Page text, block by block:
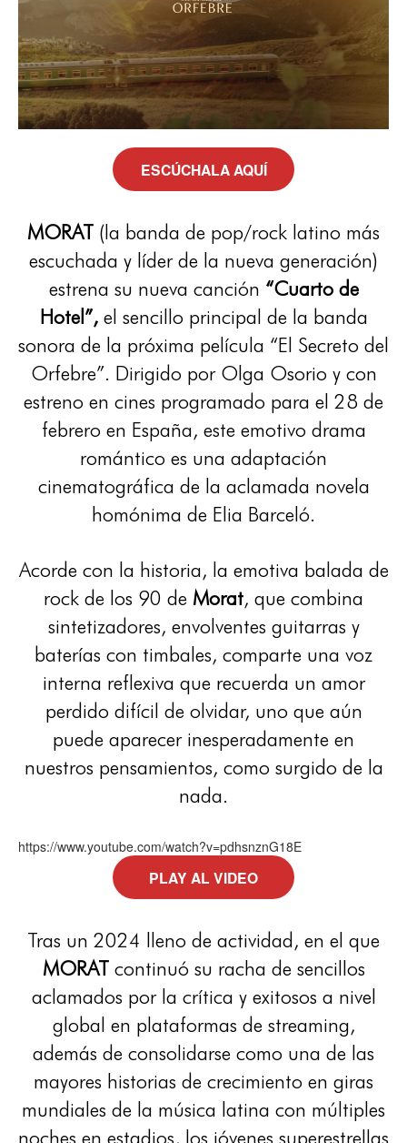
ESCÚCHALA AQUÍ
MORAT (la banda de pop/rock latino más
escuchada y líder de la nueva generación)
estrena su nueva canción “Cuarto de
Hotel”,el sencillo principal de la banda
sonora de la próxima película “El Secreto del
Orfebre”. Dirigido por Olga Osorio y con
estreno en cines programado para el 28 de
febrero en España, este emotivo drama
romántico es una adaptación
cinematográfica de la aclamada novela
homónima de Elia Barceló.
Acorde con la historia, la emotiva balada de
rock de los 90 de Morat, que combina
sintetizadores, envolventes guitarras y
baterías con timbales, comparte una voz
interna reflexiva que recuerda un amor
perdido difícil de olvidar, uno que aún
puede aparecer inesperadamente en
nuestros pensamientos, como surgido de la
nada.
https://www.youtube.com/watch?v=pdhsnznG18E
PLAY AL VIDEO
Tras un 2024 lleno de actividad, en el que
MORAT continuó su racha de sencillos
aclamados por la crítica y exitosos a nivel
global en plataformas de streaming,
además de consolidarse como una de las
mayores historias de crecimiento en giras
mundiales de la música latina con múltiples
noches en estadios, los jóvenes superestrellas